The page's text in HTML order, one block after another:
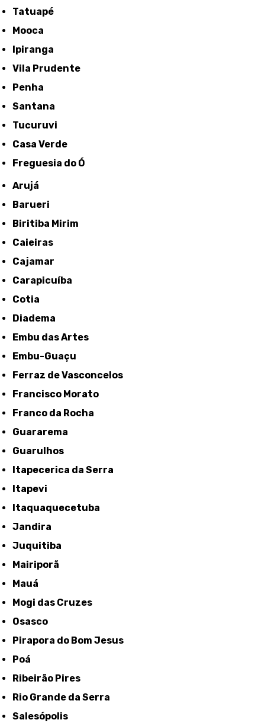
Tatuapé
Mooca
Ipiranga
Vila Prudente
Penha
Santana
Tucuruvi
Casa Verde
Freguesia do Ó
Arujá
Barueri
Biritiba Mirim
Caieiras
Cajamar
Carapicuíba
Cotia
Diadema
Embu das Artes
Embu-Guaçu
Ferraz de Vasconcelos
Francisco Morato
Franco da Rocha
Guararema
Guarulhos
Itapecerica da Serra
Itapevi
Itaquaquecetuba
Jandira
Juquitiba
Mairiporã
Mauá
Mogi das Cruzes
Osasco
Pirapora do Bom Jesus
Poá
Ribeirão Pires
Rio Grande da Serra
Salesópolis